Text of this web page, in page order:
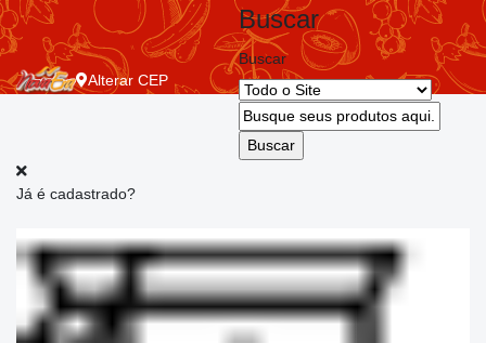
Alterar CEP
Buscar
Buscar
Já é cadastrado?